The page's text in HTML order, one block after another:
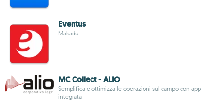
Eventus
Makadu
MC Collect - ALIO
Semplifica e ottimizza le operazioni sul campo con app
integrata